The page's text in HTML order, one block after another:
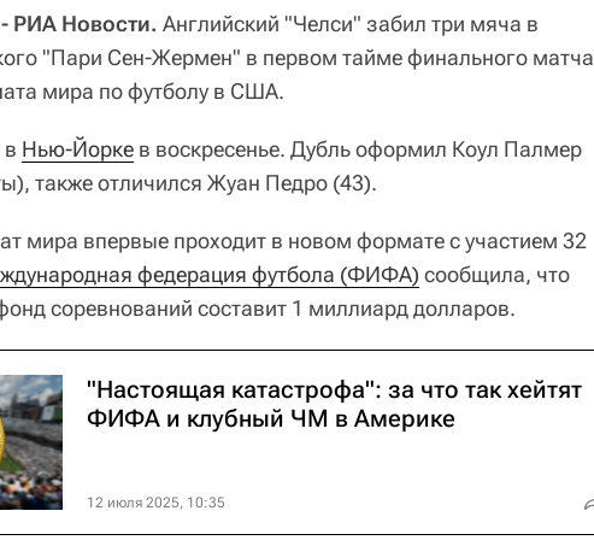
РИА Новости. Английский "Челси" забил три мяча в
"Пари Сен-Жермен" в первом тайме финального матча
мира по футболу в США.
в Нью-Йорке в воскресенье. Дубль оформил Коул Палмер
также отличился Жуан Педро (43).
мира впервые проходит в новом формате с участием 32
федерация футбола (ФИФА) сообщила, что
соревнований составит 1 миллиард долларов.
"Настоящая катастрофа": за что так хейтят
ФИФА и клубный ЧМ в Америке
12 июля 2025, 10:35